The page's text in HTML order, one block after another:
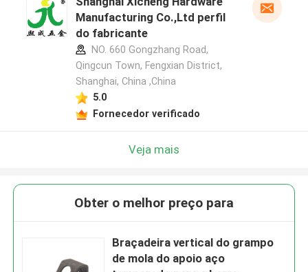
Manufacturing Co.,Ltd perfil
do fabricante
NO. 660 Gongzhang Road,
Qingcun Town, Fengxian District,
Shanghai, China ,China
5.0
Fornecedor verificado
Veja mais
Obter o melhor preço para
Braçadeira vertical do grampo
de mola do apoio aço